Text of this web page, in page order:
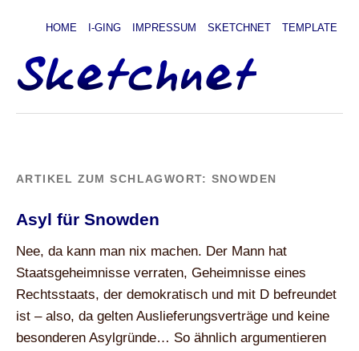
HOME I-GING IMPRESSUM SKETCHNET TEMPLATE
ARTIKEL ZUM SCHLAGWORT: SNOWDEN
Asyl für Snowden
Nee, da kann man nix machen. Der Mann hat
Staatsgeheimnisse verraten, Geheimnisse eines
Rechtsstaats, der demokratisch und mit D befreundet
ist – also, da gelten Auslieferungsverträge und keine
besonderen Asylgründe… So ähnlich argumentieren